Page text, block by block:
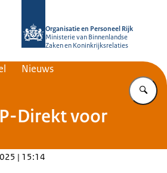
Organisatie en Personeel Rijk
Ministerie van Binnenlandse
Zaken en Koninkrijksrelaties
Nieuws
Direkt voor
| 15:14